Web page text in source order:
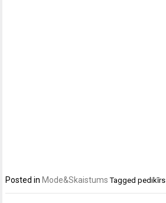
Posted in Mode&Skaistums Taggedpedikīrs